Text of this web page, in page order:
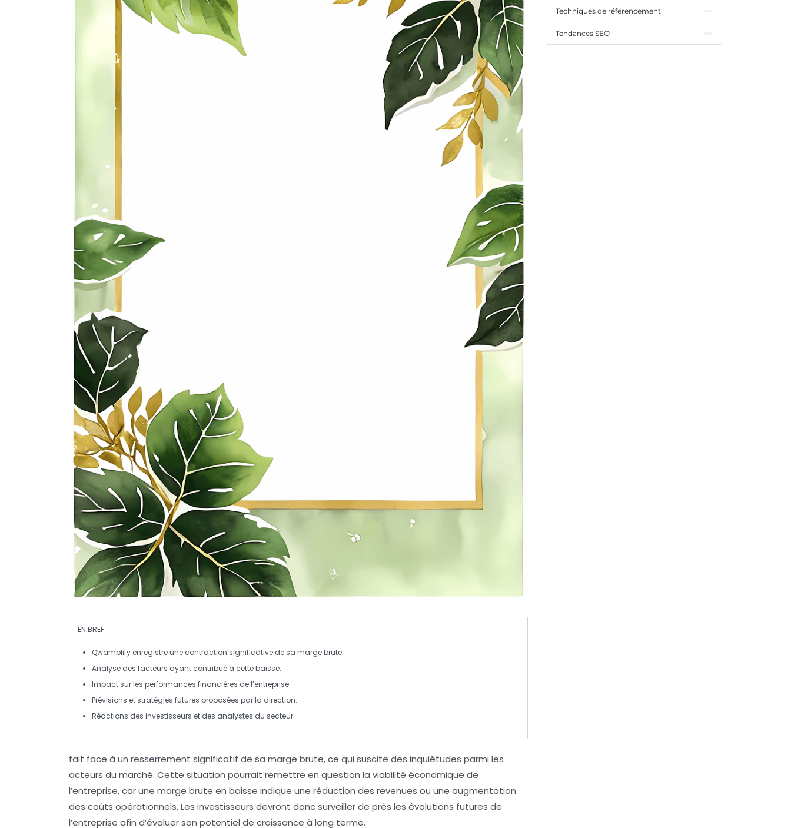
EN BREF
Qwamplify enregistre une contraction significative de sa marge brute.
Analyse des facteurs ayant contribué à cette baisse.
Impact sur les performances financières de l’entreprise.
Prévisions et stratégies futures proposées par la direction.
Réactions des investisseurs et des analystes du secteur.
fait face à un resserrement significatif de sa marge brute, ce qui suscite des inquiétudes parmi les
acteurs du marché. Cette situation pourrait remettre en question la viabilité économique de
l’entreprise, car une marge brute en baisse indique une réduction des revenues ou une augmentation
des coûts opérationnels. Les investisseurs devront donc surveiller de près les évolutions futures de
l’entreprise afin d’évaluer son potentiel de croissance à long terme.
Techniques de référencement
Tendances SEO